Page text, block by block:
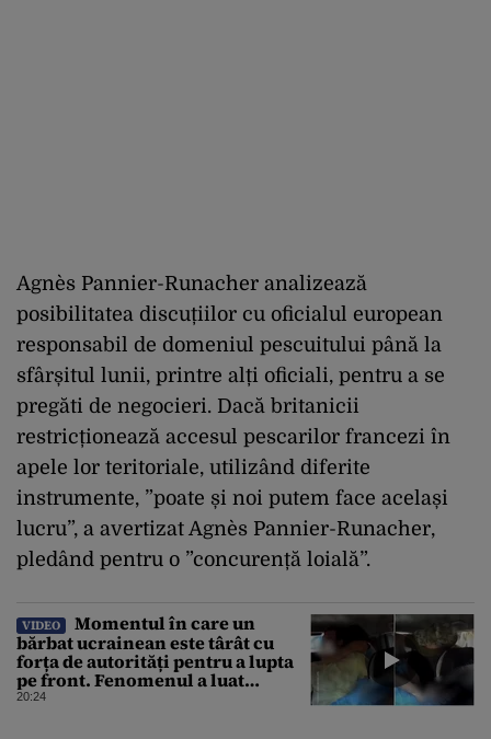
Agnès Pannier-Runacher analizează
posibilitatea discuțiilor cu oficialul european
responsabil de domeniul pescuitului până la
sfârșitul lunii, printre alți oficiali, pentru a se
pregăti de negocieri. Dacă britanicii
restricționează accesul pescarilor francezi în
apele lor teritoriale, utilizând diferite
instrumente, ”poate și noi putem face același
lucru”, a avertizat Agnès Pannier-Runacher,
pledând pentru o ”concurență loială”.
VIDEO
Momentul în care un
bărbat ucrainean este târât cu
forța de autorități pentru a lupta
pe front. Fenomenul a luat
amploare de la începerea
20:24